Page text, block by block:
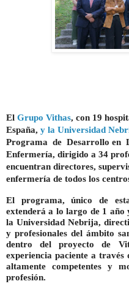
El Grupo Vithas, con 19
España, y la Universidad
Programa de Desarrollo en
Enfermería, dirigido a 34
encuentran directores,
enfermería de todos los
El programa, único de
extenderá a lo largo de 1
la Universidad Nebrija,
y profesionales del ámbito
dentro del proyecto de
experiencia paciente a través
altamente competentes y
profesión.